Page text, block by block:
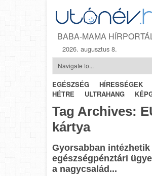
BABA-MAMA
2026. augusztus 8.
EGÉSZSÉG HÍRESSÉGEK
HÉTRE
ULTRAHANG
Tag Archives:
kártya
Gyorsabban intézhetik
egészségpénztári
a nagycsalád...